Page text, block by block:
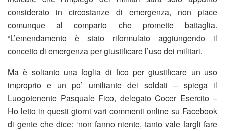
considerato in circostanze di emergenza, non piace
comunque al comparto che promette battaglia.
“L’emendamento è stato riformulato aggiungendo il
concetto di emergenza per giustificare l’uso dei militari.
Ma è soltanto una foglia di fico per giustificare un uso
improprio e un po’ umiliante dei soldati – spiega il
Luogotenente Pasquale Fico, delegato Cocer Esercito –
Ho letto in questi giorni vari commenti online su Facebook
di gente che dice: ‘non fanno niente, tanto vale fargli fare